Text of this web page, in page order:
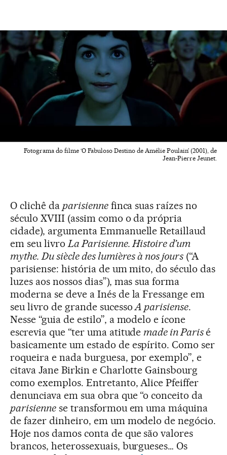
Fotograma do filme ‘O Fabuloso Destino de Amélie Poulain’ (2001), de
Jean-Pierre Jeunet.
O clichê da parisiennefinca suas raízes no
século XVIII (assim como o da própria
cidade), argumenta Emmanuelle Retaillaud
em seu livro La Parisienne. Histoire d’um
mythe. Du siècle des lumières à nos jours (“A
parisiense: história de um mito, do século das
luzes aos nossos dias”), mas sua forma
moderna se deve a Inés de la Fressange em
seu livro de grande sucessoA parisiense.
Nesse “guia de estilo”, a modelo e ícone
escrevia que “ter uma atitude made in Parisé
basicamente um estado de espírito. Como ser
roqueira e nada burguesa, por exemplo”, e
citava Jane Birkin e Charlotte Gainsbourg
como exemplos. Entretanto, Alice Pfeiffer
denunciava em sua obra que “o conceito da
parisiennese transformou em uma máquina
de fazer dinheiro, em um modelo de negócio.
Hoje nos damos conta de que são valores
brancos, heterossexuais, burgueses… Os